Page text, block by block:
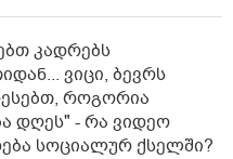
კადრებს
ვიცი, ბევრს
როგორია
დღეს" - რა ვიდეო
სოციალურ ქსელში?